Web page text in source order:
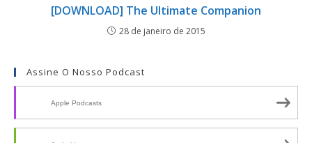
[DOWNLOAD] The Ultimate Companion
28 de janeiro de 2015
Assine O Nosso Podcast
Apple Podcasts